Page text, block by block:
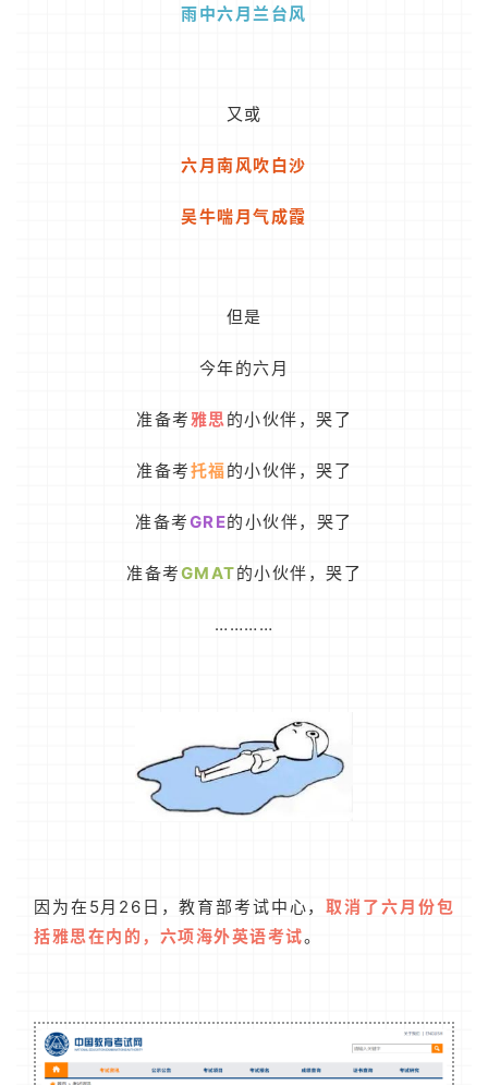
雨中六月兰台风
又或
六月南风吹白沙
吴牛喘月气成霞
但是
今年的六月
准备考雅思的小伙伴，哭了
准备考托福的小伙伴，哭了
准备考GRE的小伙伴，哭了
准备考GMAT的小伙伴，哭了
…………
因为在5月26日，教育部考试中心，取消了六月份包
括雅思在内的，六项海外英语考试。